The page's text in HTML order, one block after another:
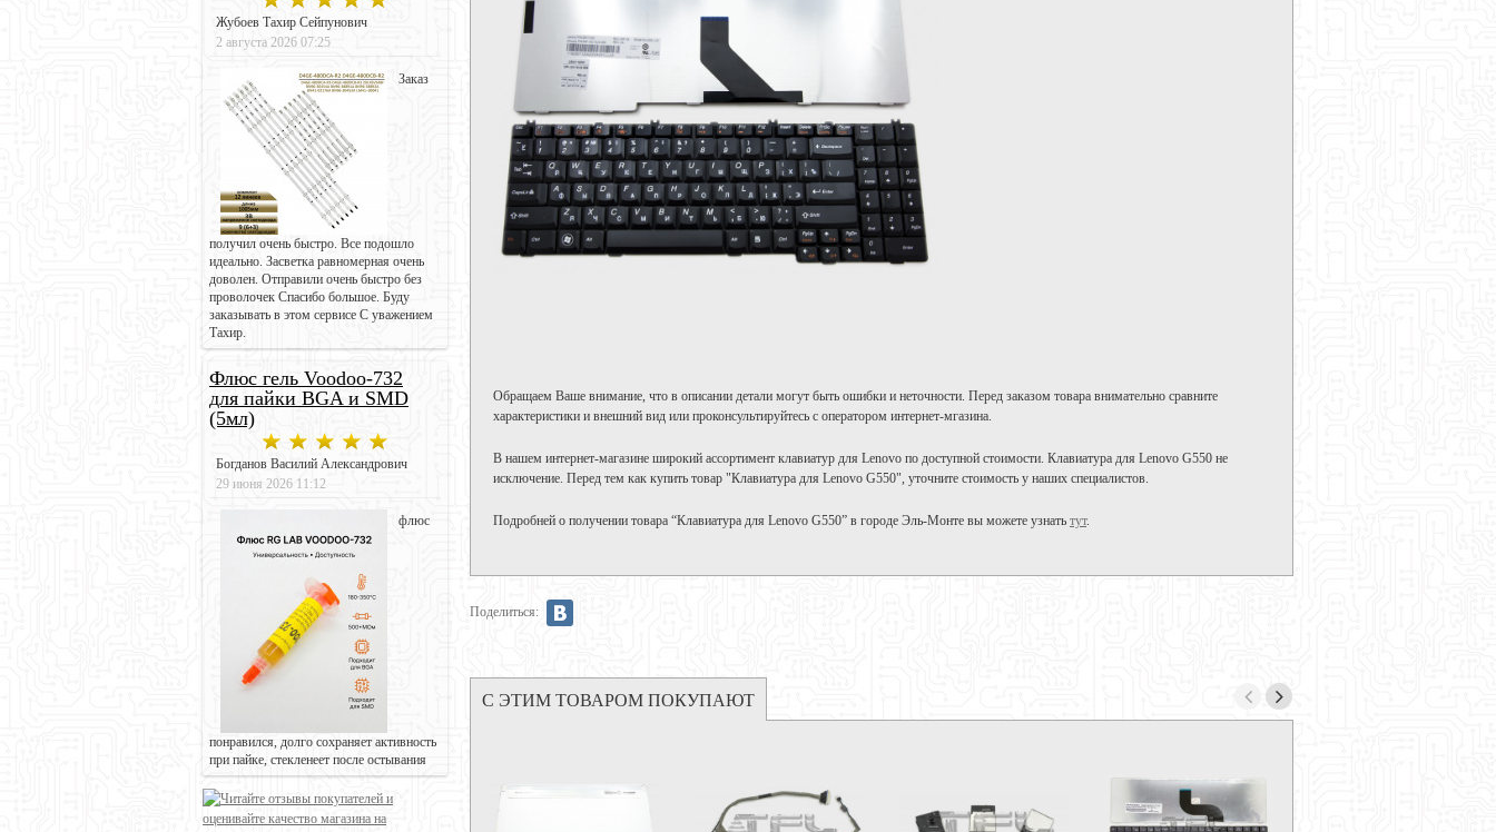
Жубоев Тахир Сейпунович
2 августа 2026 07:25
Заказ
получил очень быстро. Все подошло
идеально. Засветка равномерная очень
доволен. Отправили очень быстро без
проволочек Спасибо большое. Буду
заказывать в этом сервисе С уважением
Тахир.
Флюс гель Voodoo-732
для пайки BGA и SMD
(5мл)
Богданов Василий Александрович
29 июня 2026 11:12
флюс
понравился, долго сохраняет активность
при пайке, стекленеет после остывания
Обращаем Ваше внимание, что в описании детали могут быть ошибки и неточности. Перед заказом товара внимательно сравните
характеристики и внешний вид или проконсультируйтесь с оператором интернет-мгазина.
В нашем интернет-магазине широкий ассортимент клавиатур для Lenovo по доступной стоимости. Клавиатура для Lenovo G550 не
исключение. Перед тем как купить товар "Клавиатура для Lenovo G550", уточните стоимость у наших специалистов.
Подробней о получении товара “Клавиатура для Lenovo G550” в городе Эль-Монте вы можете узнать тут.
Поделиться:
С ЭТИМ ТОВАРОМ ПОКУПАЮТ